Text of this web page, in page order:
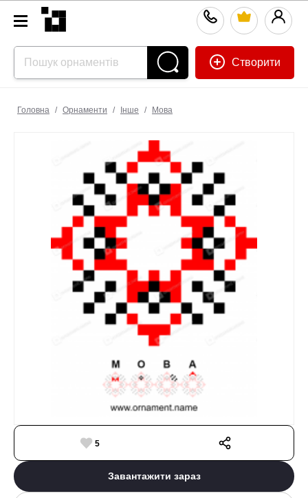
Створити
Головна / Орнаменти / Інше / Мова
5
Завантажити зараз